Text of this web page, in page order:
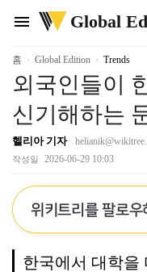
menu
위
키
리
Global
홈 Global Edition Trends
외국인들이
신기해하는
헬리아 기자
작성일 2026-06-29 10:03
위키트리를 팔로우
한국에서 대학을